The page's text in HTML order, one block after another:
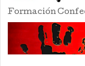
Formación